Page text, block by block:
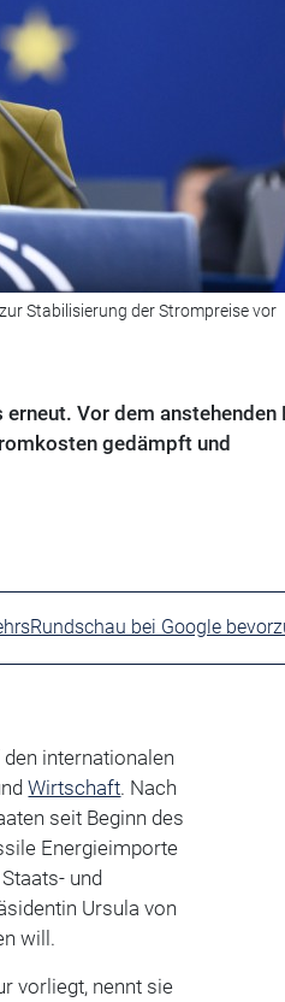
Stabilisierung der Strompreise vor
Vor dem anstehenden
gedämpft und
bei Google
internationalen
Wirtschaft. Nach
seit Beginn des
Energieimporte
und
Ursula von
will.
vorliegt, nennt sie